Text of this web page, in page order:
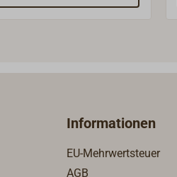
Informationen
EU-Mehrwertsteuer
AGB